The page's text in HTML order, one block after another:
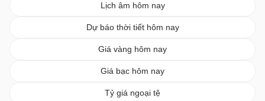
Lịch âm hôm nay
Dự báo thời tiết hôm nay
Giá vàng hôm nay
Giá bạc hôm nay
Tỷ giá ngoại tệ